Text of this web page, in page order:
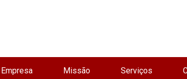
Empresa Missão Serviços